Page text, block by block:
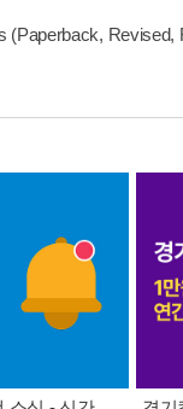
(Paperback,